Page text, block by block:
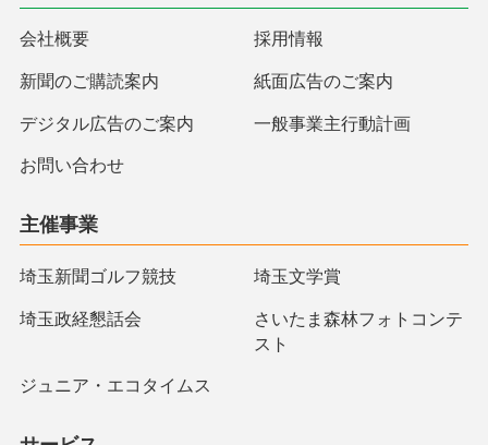
会社概要 採用情報
新聞のご購読案内 紙面広告のご案内
デジタル広告のご案内 一般事業主行動計画
お問い合わせ
主催事業
埼玉新聞ゴルフ競技 埼玉文学賞
埼玉政経懇話会
さいたま森林フォトコンテ
スト
ジュニア・エコタイムス